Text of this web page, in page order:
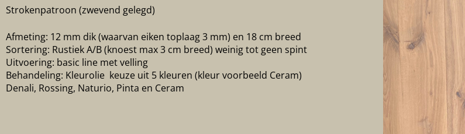
Strokenpatroon (zwevend gelegd)
Afmeting: 12 mm dik (waarvan eiken toplaag 3 mm) en 18 cm breed
Sortering: Rustiek A/B (knoest max 3 cm breed) weinig tot geen spint
Uitvoering: basic line met velling
Behandeling: Kleurolie keuze uit 5 kleuren (kleur voorbeeld Ceram)
Denali, Rossing, Naturio, Pinta en Ceram